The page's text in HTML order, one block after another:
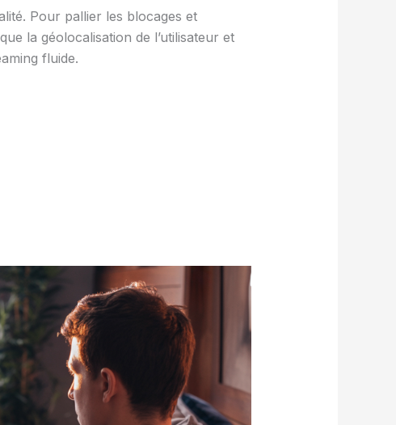
Pour pallier les blocages et
la géolocalisation de l’utilisateur et
fluide.